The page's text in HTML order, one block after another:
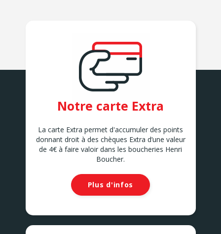
Notre carte Extra
La carte Extra permet d'accumuler des points
donnant droit à des chèques Extra d’une valeur
de 4€ à faire valoir dans les boucheries Henri
Boucher.
Plus d'infos